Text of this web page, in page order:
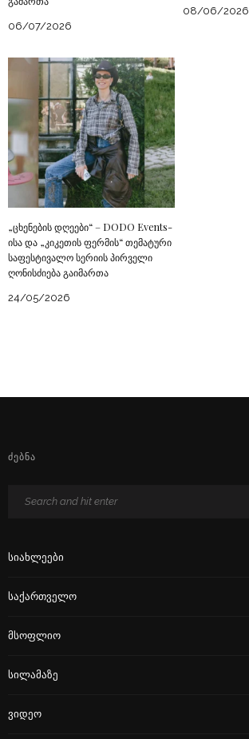
06/07/2026
08/06/2026
„ცხენების დღეები“ – DODO Events-
ისა და „კიკეთის ფერმის“ თემატური
საფესტივალო სერიის პირველი
ღონისძიება გაიმართა
24/05/2026
ᲫᲔᲑᲜᲐ
Სიახლეები
Საქართველო
Მსოფლიო
Სილამაზე
Ვიდეო